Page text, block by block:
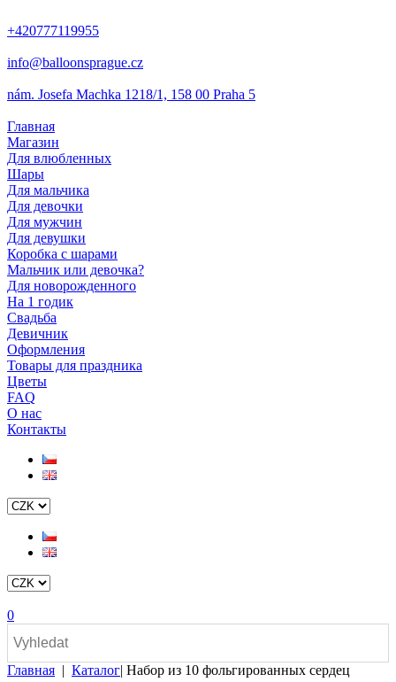
+420777119955
info@balloonsprague.cz
nám. Josefa Machka 1218/1, 158 00 Praha 5
Главная
Магазин
Для влюбленных
Шары
Для мальчика
Для девочки
Для мужчин
Для девушки
Коробка с шарами
Мальчик или девочка?
Для новорожденного
На 1 годик
Свадьба
Девичник
Оформления
Товары для праздника
Цветы
FAQ
О нас
Контакты
0
Главная | Каталог| Набор из 10 фольгированных сердец